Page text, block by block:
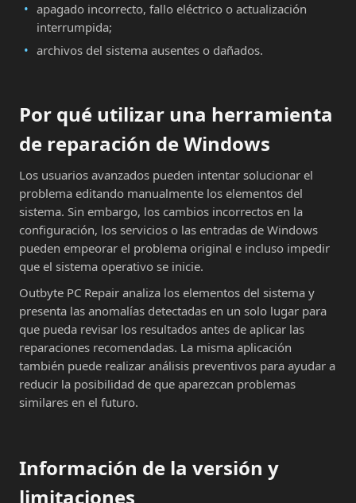
apagado incorrecto, fallo eléctrico o actualización
interrumpida;
archivos del sistema ausentes o dañados.
Por qué utilizar una herramienta
de reparación de Windows
Los usuarios avanzados pueden intentar solucionar el
problema editando manualmente los elementos del
sistema. Sin embargo, los cambios incorrectos en la
configuración, los servicios o las entradas de Windows
pueden empeorar el problema original e incluso impedir
que el sistema operativo se inicie.
Outbyte PC Repair analiza los elementos del sistema y
presenta las anomalías detectadas en un solo lugar para
que pueda revisar los resultados antes de aplicar las
reparaciones recomendadas. La misma aplicación
también puede realizar análisis preventivos para ayudar a
reducir la posibilidad de que aparezcan problemas
similares en el futuro.
Información de la versión y
limitaciones